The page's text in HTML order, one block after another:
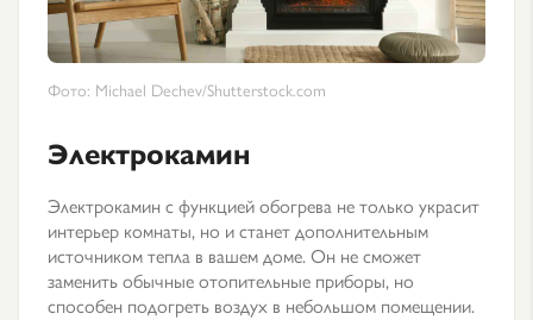
Фото: Michael Dechev/Shutterstock.com
Электрокамин
Электрокамин с функцией обогрева не только украсит
интерьер комнаты, но и станет дополнительным
источником тепла в вашем доме. Он не сможет
заменить обычные отопительные приборы, но
способен подогреть воздух в небольшом помещении.